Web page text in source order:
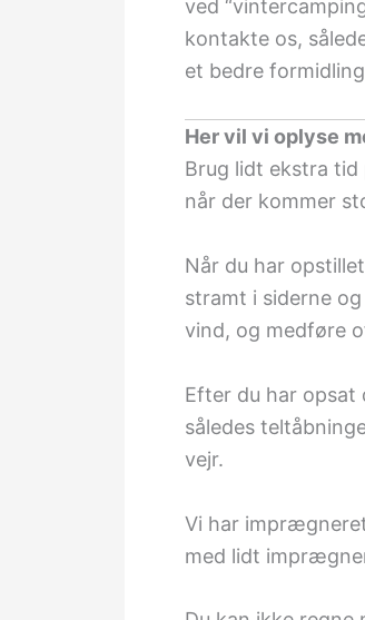
ved
kontakte os,
et bedre
Her vil vi oplyse
Brug lidt ekstra
når der kommer
Når du har
stramt i siderne
vind, og medføre
Efter du har
således
vejr.
Vi har
med lidt